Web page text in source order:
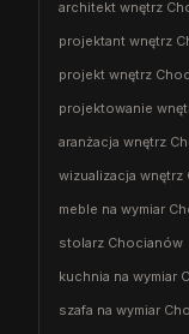
architekt wnętrz
projektant wnętrz
projekt wnętrz
projektowanie
aranżacja wnętrz
wizualizacja wnętrz
meble na wymiar
stolarz Chocianów
kuchnia na wymiar
szafa na wymiar